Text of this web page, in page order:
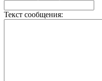
Текст сообщения: